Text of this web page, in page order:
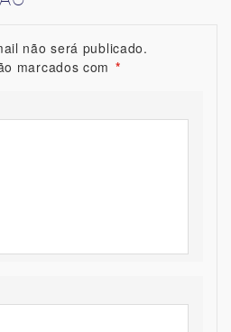
não será publicado.
marcados com *